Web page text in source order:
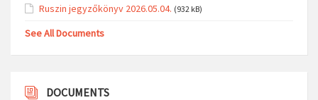
Ruszin jegyzőkönyv 2026.05.04. (932 kB)
See All Documents
DOCUMENTS